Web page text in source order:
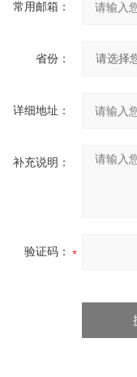
常用邮箱：
省份：
详细地址：
补充说明：
验证码：